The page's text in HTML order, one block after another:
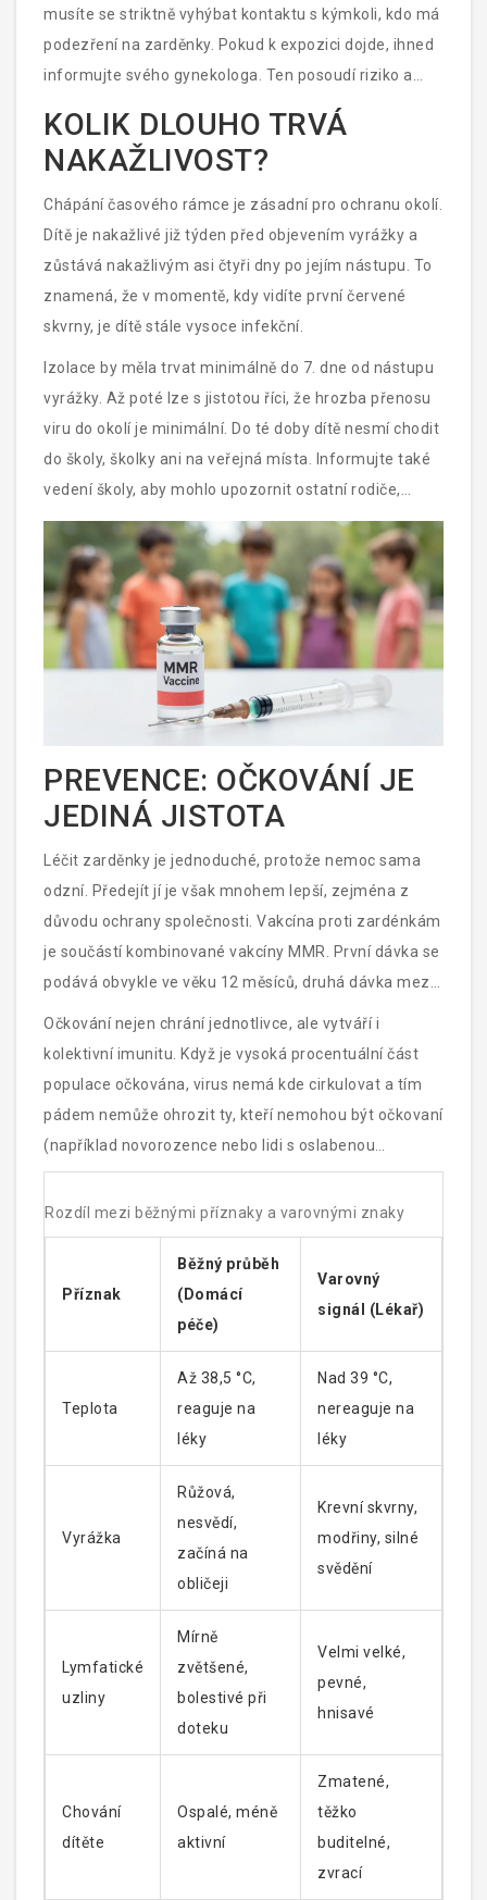
musíte se striktně vyhýbat kontaktu s kýmkoli, kdo má
podezření na zarděnky. Pokud k expozici dojde, ihned
informujte svého gynekologa. Ten posoudí riziko a
případně provede testy na přítomnost protilátek v krvi.
KOLIK DLOUHO TRVÁ
NAKAŽLIVOST?
Chápání časového rámce je zásadní pro ochranu okolí.
Dítě je nakažlivé již týden před objevením vyrážky a
zůstává nakažlivým asi čtyři dny po jejím nástupu. To
znamená, že v momentě, kdy vidíte první červené
skvrny, je dítě stále vysoce infekční.
Izolace by měla trvat minimálně do 7. dne od nástupu
vyrážky. Až poté lze s jistotou říci, že hrozba přenosu
viru do okolí je minimální. Do té doby dítě nesmí chodit
do školy, školky ani na veřejná místa. Informujte také
vedení školy, aby mohlo upozornit ostatní rodiče,
zejména ty s těhotnými partnery.
PREVENCE: OČKOVÁNÍ JE
JEDINÁ JISTOTA
Léčit zarděnky je jednoduché, protože nemoc sama
odzní. Předejít jí je však mnohem lepší, zejména z
důvodu ochrany společnosti. Vakcína proti zardénkám
je součástí kombinované vakcíny MMR. První dávka se
podává obvykle ve věku 12 měsíců, druhá dávka mezi
5. a 6. rokem života.
Očkování nejen chrání jednotlivce, ale vytváří i
kolektivní imunitu. Když je vysoká procentuální část
populace očkována, virus nemá kde cirkulovat a tím
pádem nemůže ohrozit ty, kteří nemohou být očkovaní
(například novorozence nebo lidi s oslabenou
imunitou). V České republice je dostupnost vakcín
vysoká a vedlejší účinky jsou minimální a mírné (např.
krátkodobé zarudnutí na místě vpichu).
Rozdíl mezi běžnými příznaky a varovnými znaky
Příznak
Běžný průběh
(Domácí
péče)
Varovný
signál (Lékař)
Teplota
Až 38,5 °C,
reaguje na
léky
Nad 39 °C,
nereaguje na
léky
Vyrážka
Růžová,
nesvědí,
začíná na
obličeji
Krevní skvrny,
modřiny, silné
svědění
Lymfatické
uzliny
Mírně
zvětšené,
bolestivé při
doteku
Velmi velké,
pevné,
hnisavé
Chování
dítěte
Ospalé, méně
aktivní
Zmatené,
těžko
buditelné,
zvrací